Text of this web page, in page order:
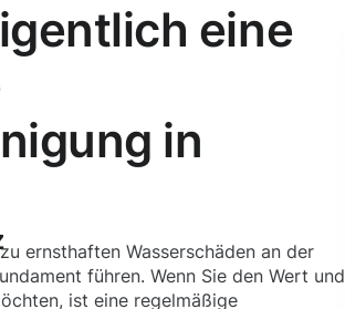
eine
in
ernsthaften Wasserschäden an der
führen. Wenn Sie den Wert und
ist eine regelmäßige